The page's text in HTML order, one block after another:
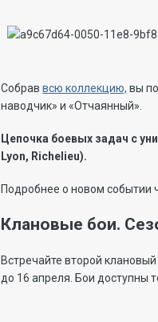
Собраввсю коллекцию, вы
наводчик» и «Отчаянный».
Цепочка боевых задач с
Lyon, Richelieu).
Подробнее о новом событии
Клановые бои.
Встречайте второй
до 16 апреля. Бои доступны